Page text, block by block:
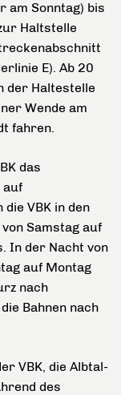
am Sonntag) bis
Haltstelle
E). Ab 20
der Haltestelle
Wende am
fahren.
das
auf
VBK in den
Samstag auf
In der Nacht von
auf Montag
nach
Bahnen nach
VBK, die Albtal-
des